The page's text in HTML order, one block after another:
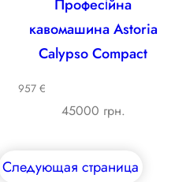
Професійна
кавомашина Astoria
Calypso Compact
957 €
45000 грн.
Следующая страница